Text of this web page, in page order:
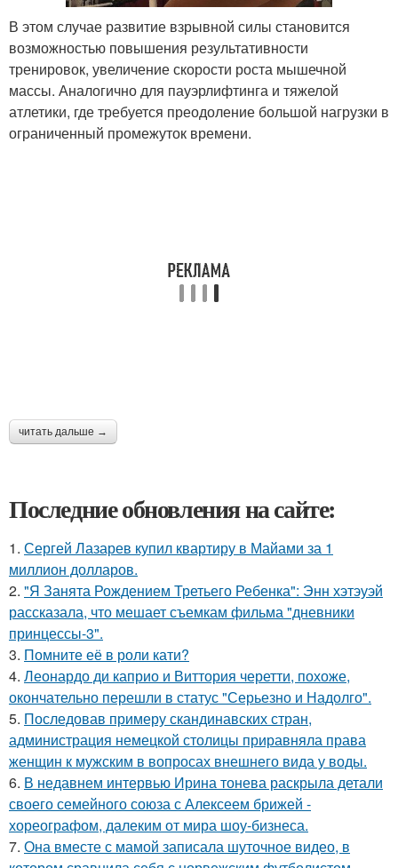
В этом случае развитие взрывной силы становится
возможностью повышения результативности
тренировок, увеличение скорости роста мышечной
массы. Аналогично для пауэрлифтинга и тяжелой
атлетики, где требуется преодоление большой нагрузки в
ограниченный промежуток времени.
читать дальше →
Последние обновления на сайте:
1. Сергей Лазарев купил квартиру в Майами за 1
миллион долларов.
2. "Я Занята Рождением Третьего Ребенка": Энн хэтэуэй
рассказала, что мешает съемкам фильма "дневники
принцессы-3".
3. Помните её в роли кати?
4. Леонардо ди каприо и Виттория черетти, похоже,
окончательно перешли в статус "Серьезно и Надолго".
5. Последовав примеру скандинавских стран,
администрация немецкой столицы приравняла права
женщин к мужским в вопросах внешнего вида у воды.
6. В недавнем интервью Ирина тонева раскрыла детали
своего семейного союза с Алексеем брижей -
хореографом, далеким от мира шоу-бизнеса.
7. Она вместе с мамой записала шуточное видео, в